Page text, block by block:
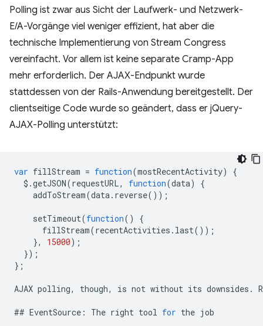
Polling ist zwar aus Sicht der Laufwerk- und Netzwerk-
E/A-Vorgänge viel weniger effizient, hat aber die
technische Implementierung von Stream Congress
vereinfacht. Vor allem ist keine separate Cramp-App
mehr erforderlich. Der AJAX-Endpunkt wurde
stattdessen von der Rails-Anwendung bereitgestellt. Der
clientseitige Code wurde so geändert, dass er jQuery-
AJAX-Polling unterstützt:
var fillStream = function(mostRecentActivity)
{
$ .getJSON(requestURL, function(data)
{
addToStream(data. reverse());
setTimeout(function()
{
fillStream(recentActivities . last());
},
15000);
});
};
AJAX polling, though, is not without its downsides .
## EventSource : The right tool for the job